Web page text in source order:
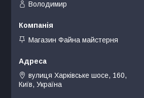
Володимир
Магазин Файна майстерня
вулиця Харківське шосе, 160,
Київ, Україна